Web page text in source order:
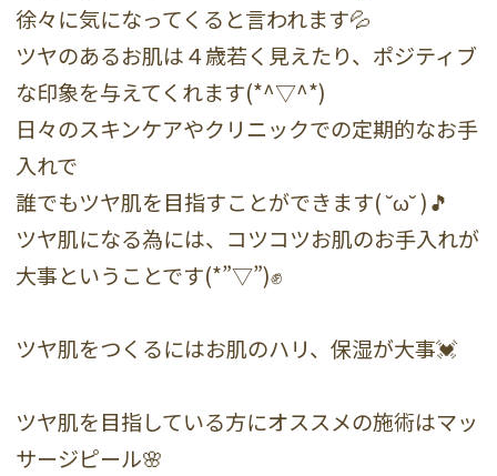
徐々に気になってくると言われます💦
ツヤのあるお肌は４歳若く見えたり、ポジティブ
な印象を与えてくれます(*^▽^*)
日々のスキンケアやクリニックでの定期的なお手
入れで
誰でもツヤ肌を目指すことができます( ˘ω˘ )🎵
ツヤ肌になる為には、コツコツお肌のお手入れが
大事ということです(*”▽”)✊
ツヤ肌をつくるにはお肌のハリ、保湿が大事💓
ツヤ肌を目指している方にオススメの施術はマッ
サージピール🌸